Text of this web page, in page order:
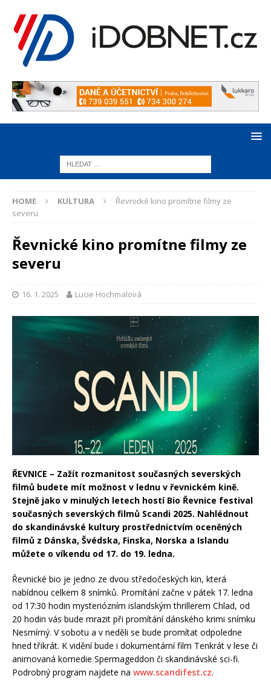
HOME KULTURA
Řevnické kino promítne filmy ze
severu
Řevnické kino promítne filmy ze
severu
16. 1. 2025 Lucie Hochmalová
ŘEVNICE – Zažít rozmanitost současných severských
filmů budete mít možnost v lednu v řevnickém kině.
Stejně jako v minulých letech hostí Bio Řevnice festival
současných severských filmů Scandi 2025. Nahlédnout
do skandinávské kultury prostřednictvím oceněných
filmů z Dánska, Švédska, Finska, Norska a Islandu
můžete o víkendu od 17. do 19. ledna.
Řevnické bio je jedno ze dvou středočeských kin, která
nabídnou celkem 8 snímků. Promítání začne v pátek 17. ledna
od 17:30 hodin mysteriózním islandským thrillerem Chlad, od
20 hodin vás bude mrazit při promítání dánského krimi snímku
Nesmírný. V sobotu a v neděli se bude promítat odpoledne
hned třikrát. K vidění bude i dokumentární film Tenkrát v lese či
animovaná komedie Spermageddon či skandinávské sci-fi.
Podrobný program najdete na www.scandifest.cz.